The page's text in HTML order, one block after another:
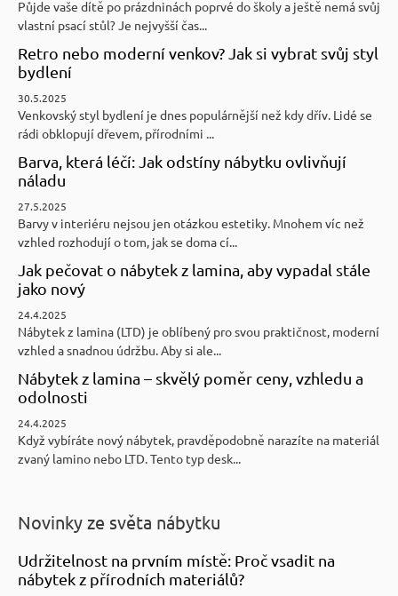
Půjde vaše dítě po prázdninách poprvé do školy a ještě nemá svůj
vlastní psací stůl? Je nejvyšší čas...
Retro nebo moderní venkov? Jak si vybrat svůj styl
bydlení
30.5.2025
Venkovský styl bydlení je dnes populárnější než kdy dřív. Lidé se
rádi obklopují dřevem, přírodními ...
Barva, která léčí: Jak odstíny nábytku ovlivňují
náladu
27.5.2025
Barvy v interiéru nejsou jen otázkou estetiky. Mnohem víc než
vzhled rozhodují o tom, jak se doma cí...
Jak pečovat o nábytek z lamina, aby vypadal stále
jako nový
24.4.2025
Nábytek z lamina (LTD) je oblíbený pro svou praktičnost, moderní
vzhled a snadnou údržbu. Aby si ale...
Nábytek z lamina – skvělý poměr ceny, vzhledu a
odolnosti
24.4.2025
Když vybíráte nový nábytek, pravděpodobně narazíte na materiál
zvaný lamino nebo LTD. Tento typ desk...
Novinky ze světa nábytku
Udržitelnost na prvním místě: Proč vsadit na
nábytek z přírodních materiálů?